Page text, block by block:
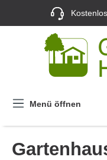
Menü öffnen